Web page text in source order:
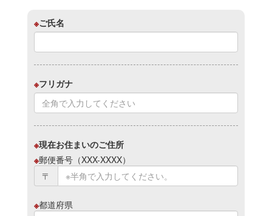
※ご氏名
※フリガナ
※現在お住まいのご住所
※郵便番号（XXX-XXXX）
〒
※都道府県